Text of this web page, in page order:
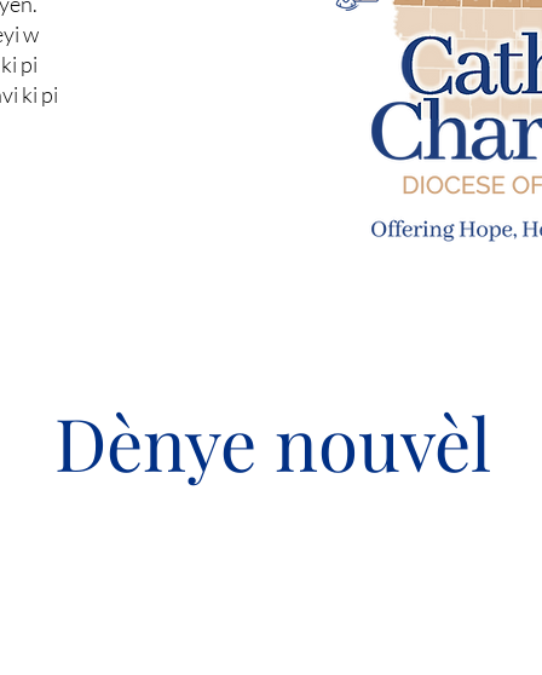
w
pi
ki pi
Dènye nouvèl